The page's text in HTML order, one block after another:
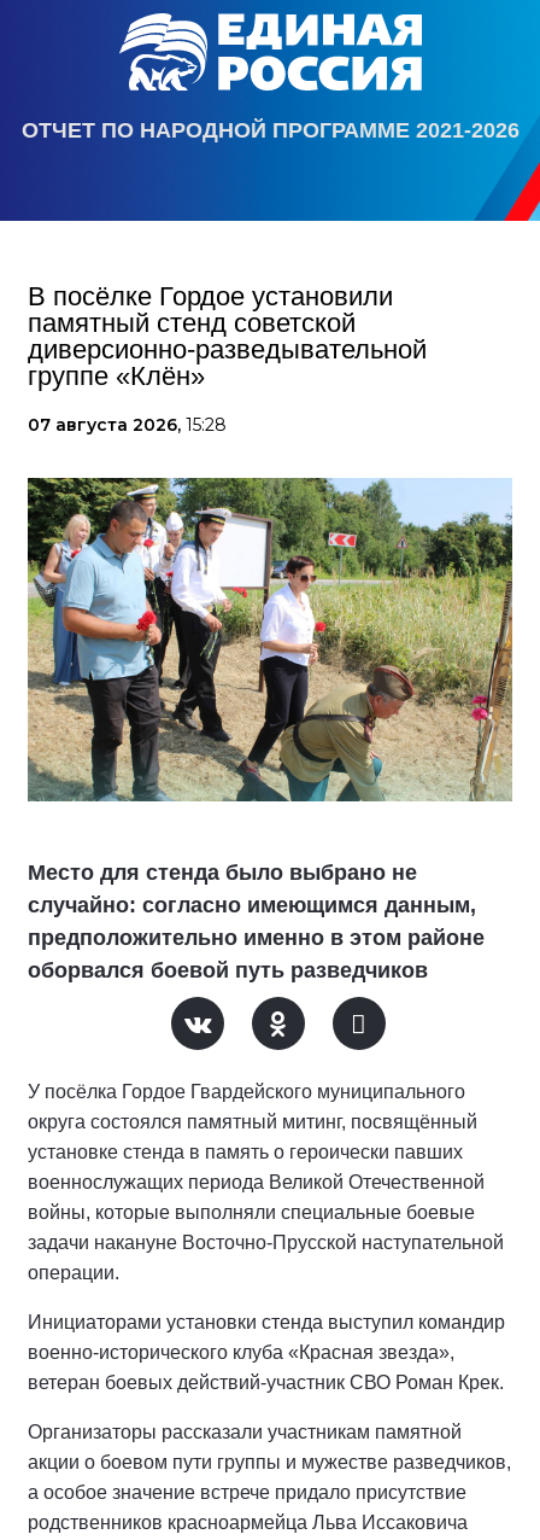
ОТЧЕТ ПО НАРОДНОЙ ПРОГРАММЕ 2021-2026
В посёлке Гордое установили
памятный стенд советской
диверсионно-разведывательной
группе «Клён»
07 августа 2026, 15:28
Место для стенда было выбрано не
случайно: согласно имеющимся данным,
предположительно именно в этом районе
оборвался боевой путь разведчиков
У посёлка Гордое Гвардейского муниципального
округа состоялся памятный митинг, посвящённый
установке стенда в память о героически павших
военнослужащих периода Великой Отечественной
войны, которые выполняли специальные боевые
задачи накануне Восточно-Прусской наступательной
операции.
Инициаторами установки стенда выступил командир
военно-исторического клуба «Красная звезда»,
ветеран боевых действий-участник СВО Роман Крек.
Организаторы рассказали участникам памятной
акции о боевом пути группы и мужестве разведчиков,
а особое значение встрече придало присутствие
родственников красноармейца Льва Иссаковича